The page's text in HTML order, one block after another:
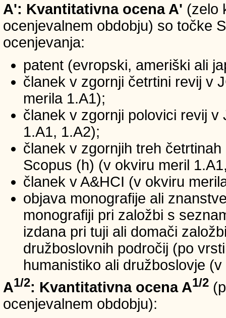
A': Kvantitativna ocena A' (zelo
ocenjevalnem obdobju) so točke
ocenjevanja:
patent (evropski, ameriški ali
članek v zgornji četrtini revij v
merila 1.A1);
članek v zgornji polovici revij
1.A1, 1.A2);
članek v zgornjih treh
Scopus (h) (v okviru meril
članek v A&HCI (v okviru
objava monografije ali
monografiji pri založbi s
izdana pri tuji ali domači
družboslovnih področij (po
humanistiko ali družboslovje
A1/2: Kvantitativna ocena A1/2
ocenjevalnem obdobju):